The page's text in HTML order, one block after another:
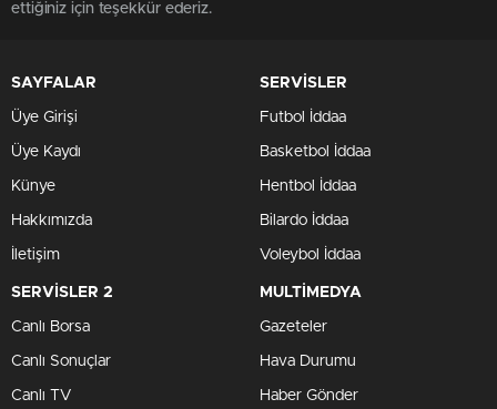
ettiğiniz için teşekkür ederiz.
SAYFALAR
Üye Girişi
Üye Kaydı
Künye
Hakkımızda
İletişim
SERVİSLER
Futbol İddaa
Basketbol İddaa
Hentbol İddaa
Bilardo İddaa
Voleybol İddaa
SERVİSLER 2
Canlı Borsa
Canlı Sonuçlar
Canlı TV
MULTİMEDYA
Gazeteler
Hava Durumu
Haber Gönder